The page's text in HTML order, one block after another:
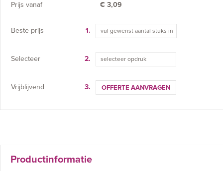
Prijs vanaf
€ 3,09
Beste prijs 1.
Selecteer 2. selecteer opdruk
Vrijblijvend 3. OFFERTE AANVRAGEN
Productinformatie